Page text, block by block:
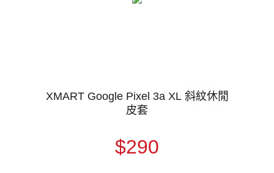
XMART Google Pixel 3a XL 斜紋休閒
皮套
$290